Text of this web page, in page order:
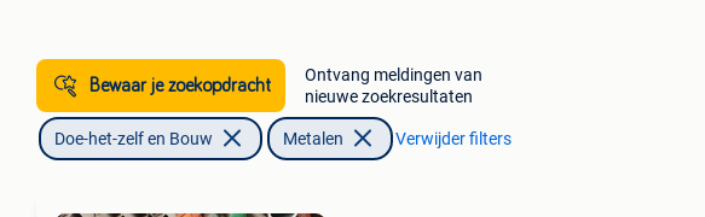
Bewaar je zoekopdracht
Ontvang meldingen van
nieuwe zoekresultaten
Doe-het-zelf en Bouw Metalen Verwijder filters